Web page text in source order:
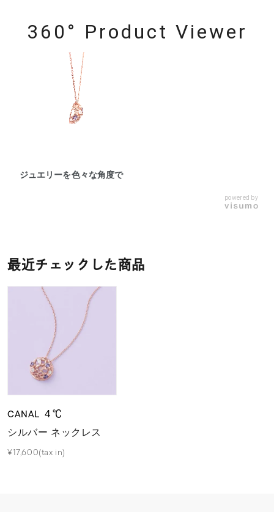
360° Product Viewer
ジュエリーを色々な角度で
powered by
最近チェックした商品
CANAL ４℃
シルバー ネックレス
¥17,600(tax in)